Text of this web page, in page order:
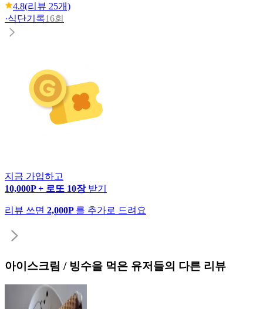
4.8(리뷰 25개)
·식단기록16회
지금 가입하고
10,000P + 로또 10장 받기
리뷰 쓰면 2,000P 를 추가로 드려요
아이스크림 / 빙수을 먹은 유저들의 다른 리뷰